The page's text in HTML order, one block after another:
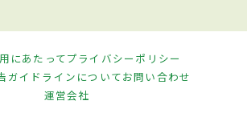
にあたってプライバシーポリシー
ガイドラインについてお問い合わせ
運営会社